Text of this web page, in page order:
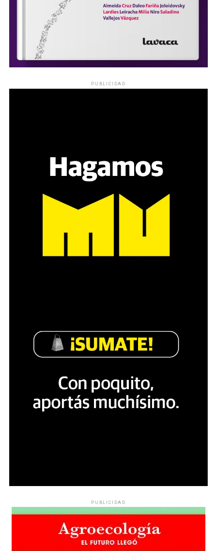
PUBLICIDAD
PUBLICIDAD